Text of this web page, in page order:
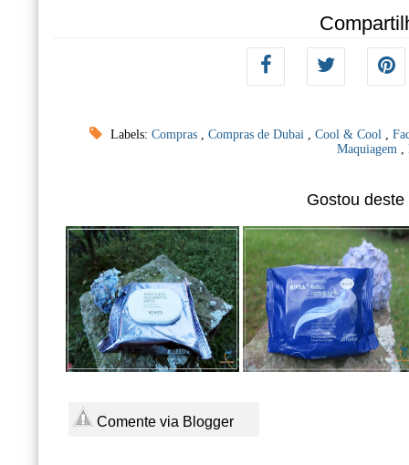
Labels:Compras ,Compras de Dubai ,Cool & Cool ,
Maquiagem
Gostou
Comente via Blogger